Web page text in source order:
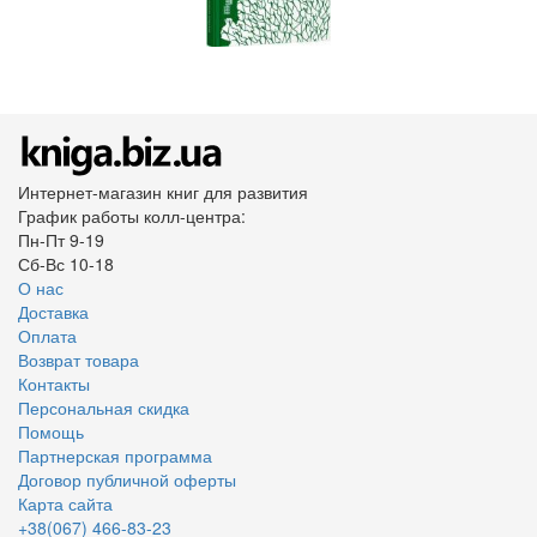
Интернет-магазин книг для развития
График работы колл-центра:
Пн-Пт 9-19
Сб-Вс 10-18
О нас
Доставка
Оплата
Возврат товара
Контакты
Персональная скидка
Помощь
Партнерская программа
Договор публичной оферты
Карта сайта
+38(067) 466-83-23